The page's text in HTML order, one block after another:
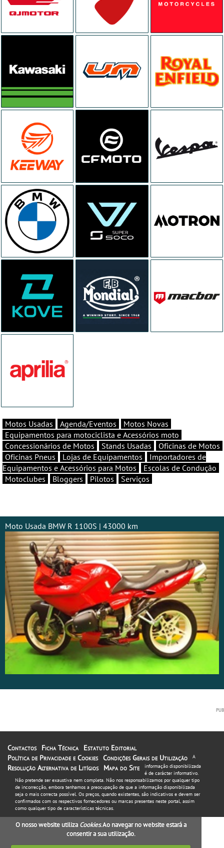
Motos Usadas Agenda/Eventos
Motos Novas
Equipamentos para motociclista e Acessórios moto
Concessionários de Motos
Stands Usadas
Oficinas de Motos
Oficinas Pneus
Lojas de Equipamentos
Importadores de
Equipamentos e Acessórios para Motos
Escolas de Condução
Motoclubes
Bloggers Pilotos Serviços
Moto Usada BMW R 1100S | 43000 km
Contactos Ficha Técnica
Estatuto Editorial
Política de Privacidade e Cookies Condições Gerais de Utilização
Resolução Alternativa de Litígios
Mapa do Site
A
informação disponibilizada
é de carácter informativo.
Não pretende ser exaustiva nem completa. Não nos responsabilizamos por qualquer tipo
de incorrecção, embora tenhamos a preocupação de que a informação disponibilizada
seja o mais correcta possível. Os preços, quando existentes, são indicativos e devem ser
confirmados com os respectivos fornecedores ou marcas presentes neste portal, assim
como qualquer tipo de características técnicas.
O nosso website utiliza Cookies. Ao navegar no website estará a
consentir a sua utilização.